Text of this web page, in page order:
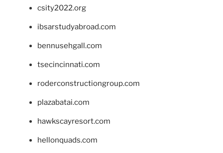
csity2022.org
ibsarstudyabroad.com
bennusehgall.com
tsecincinnati.com
roderconstructiongroup.com
plazabatai.com
hawkscayresort.com
hellonquads.com